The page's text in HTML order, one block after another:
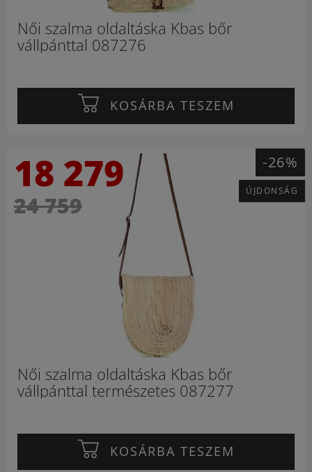
Női szalma oldaltáska Kbas bőr
vállpánttal 087276
KOSÁRBA TESZEM
18 279
24 759
-26%
ÚJDONSÁG
Női szalma oldaltáska Kbas bőr
vállpánttal természetes 087277
KOSÁRBA TESZEM